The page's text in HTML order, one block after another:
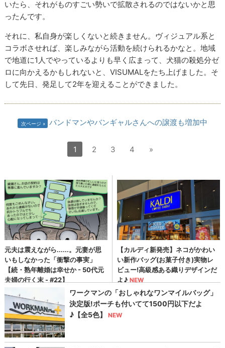
いたら、それがものすごい勢いで拡散されるのではないかと思
ったんです。
それに、私自身が楽しくないと続きません。ヴィジュアル系と
コラボさせれば、楽しみながら活動を続けられるかなと。地域
で地道に1人でやっているよりも早く広まって、犬猫の殺処分ゼ
ロに向かえるかもしれないと、VISUMALをたち上げました。そ
して先日、発足して2年を迎えることができました。
次ページ バンドマンやバンギャルさんへの譲渡も増加中
1 2 3 4 »